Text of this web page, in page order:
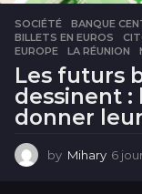
SOCIÉTÉ BANQUE
BILLETS EN EUROS
,
EUROPE
,LA RÉUNION ,
Les futurs
dessinent :
donner
by Mihary 6